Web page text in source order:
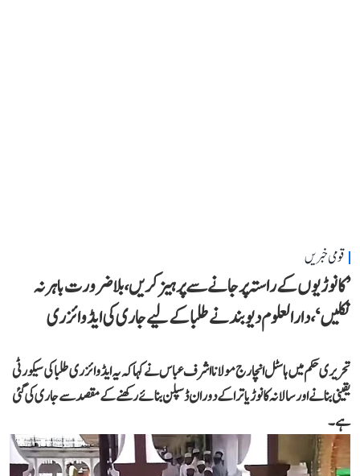
قومی خبریں
’کانوڑیوں کے راستہ پر جانے سے پرہیز کریں، بلاضرورت باہر نہ
نکلیں‘، دارالعلوم دیوبند نے طلبا کے لیے جاری کی ایڈوائزری
تحریری حکم میں ہاسٹل انچارج مولانا اشرف عباس نے کہا کہ یہ ایڈوائزری طلبا کی سیکورٹی
یقینی بنانے اور سالانہ کانوڑ یاترا کے دوران ڈسپلن بنائے رکھنے کے مقصد سے جاری کی گئی
ہے۔